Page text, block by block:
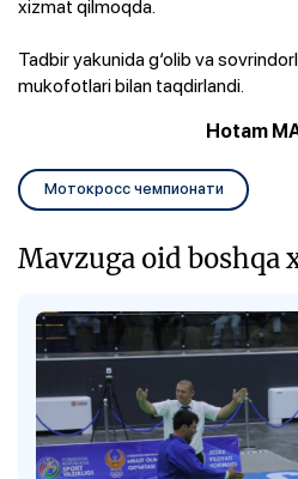
xizmat qilmoqda.
Tadbir yakunida g‘olib va
mukofotlari bilan taqdirlandi.
Hotam
Мотокросс чемпионати
Mavzuga oid boshqa